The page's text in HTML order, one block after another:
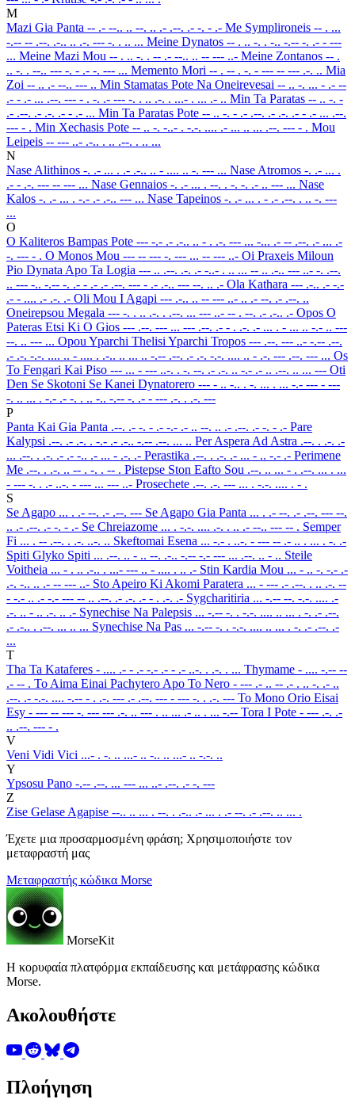
M
Mazi Gia Panta -- .- --.. .. --. .. .- .--. .- -. - .- Me Symplironeis -- . ...
-.-- -- .--. .-.. .. .-. --- -. . .. ... Meine Dynatos -- . .. -. . -.. -.-- -. .- - ---
... Meine Mazi Mou -- . .. -. . -- .- --.. .. -- --- ..- Meine Zontanos -- .
.. -. . --.. --- -. - .- -. --- ... Memento Mori -- . -- . -. - --- -- --- .-. .. Mia
Zoi -- .. .- --.. --- .. Min Stamatas Pote Na Oneirevesai -- .. -. ... - .- --
.- - .- ... .--. --- - . -. .- --- -. . .. .-. . ...- . ... .- .. Min Ta Paratas -- .. -. -
.- .--. .- .-. .- - .- ... Min Ta Paratas Pote -- .. -. - .- .--. .- .-. .- - .- ... .--.
--- - . Min Xechasis Pote -- .. -. -..- . -.-. .... .- ... .. ... .--. --- - . Mou
Leipeis -- --- ..- .-.. . .. .--. . .. ...
N
Nase Alithinos -. .- ... . .- .-.. .. - .... .. -. --- ... Nase Atromos -. .- ... .
.- - .-. --- -- --- ... Nase Gennaios -. .- ... . --. . -. -. .- .. --- ... Nase
Kalos -. .- ... . -.- .- .-.. --- ... Nase Tapeinos -. .- ... . - .- .--. . .. -. ---
...
O
O Kaliteros Bampas Pote --- -.- .- .-.. .. - . .-. --- ... -... .- -- .--. .- ... .-
-. --- - . O Monos Mou --- -- --- -. --- ... -- --- ..- Oi Praxeis Miloun
Pio Dynata Apo Ta Logia --- .. .--. .-. .- -..- . .. ... -- .. .-.. --- ..- -. .--.
.. --- -.. -.-- -. .- - .- .- .--. --- - .- .-.. --- --. .. .- Ola Kathara --- .-.. .- -.-
.- - .... .- .-. .- Oli Mou I Agapi --- .-.. .. -- --- ..- .. .- --. .- .--. ..
Oneirepsou Megala --- -. . .. .-. . .--. ... --- ..- -- . --. .- .-.. .- Opos O
Pateras Etsi Ki O Gios --- .--. --- ... --- .--. .- - . .-. .- ... . - ... .. -.- .. ---
--. .. --- ... Opou Yparchi Thelisi Yparchi Tropos --- .--. --- ..- -.-- .--.
.- .-. -.-. .... .. - .... . .-.. .. ... .. -.-- .--. .- .-. -.-. .... .. - .-. --- .--. --- ... Os
To Fengari Kai Piso --- ... - --- ..-. . -. --. .- .-. .. -.- .- .. .--. .. ... --- Oti
Den Se Skotoni Se Kanei Dynatorero --- - .. -.. . -. ... . ... -.- --- - ---
-. .. ... . -.- .- -. . .. -.. -.-- -. .- - --- .-. . .-. ---
P
Panta Kai Gia Panta .--. .- -. - .- -.- .- .. --. .. .- .--. .- -. - .- Pare
Kalypsi .--. .- .-. . -.- .- .-.. -.-- .--. ... .. Per Aspera Ad Astra .--. . .-. .-
... .--. . .-. .- .- -.. .- ... - .-. .- Perastika .--. . .-. .- ... - .. -.- .- Perimene
Me .--. . .-. .. -- . -. . -- . Pistepse Ston Eafto Sou .--. .. ... - . .--. ... . ...
- --- -. . .- ..-. - --- ... --- ..- Prosechete .--. .-. --- ... . -.-. .... . - .
S
Se Agapo ... . .- --. .- .--. --- Se Agapo Gia Panta ... . .- --. .- .--. --- --.
.. .- .--. .- -. - .- Se Chreiazome ... . -.-. .... .-. . .. .- --.. --- -- . Semper
Fi ... . -- .--. . .-. ..-. .. Skeftomai Esena ... -.- . ..-. - --- -- .- .. . ... . -. .-
Spiti Glyko Spiti ... .--. .. - .. --. .-.. -.-- -.- --- ... .--. .. - .. Steile
Voitheia ... - . .. .-.. . ...- --- .. - .... . .. .- Stin Kardia Mou ... - .. -. -.- .-
.-. -.. .. .- -- --- ..- Sto Apeiro Ki Akomi Paratera ... - --- .- .--. . .. .-. --
- -.- .. .- -.- --- -- .. .--. .- .-. .- - . .-. .- Sygcharitiria ... -.-- --. -.-. .... .-
.-. .. - .. .-. .. .- Synechise Na Palepsis ... -.-- -. . -.-. .... .. ... . -. .- .--.
.- .-.. . .--. ... .. ... Synechise Na Pas ... -.-- -. . -.-. .... .. ... . -. .- .--. .-
...
T
Tha Ta Kataferes - .... .- - .- -.- .- - .- ..-. . .-. . ... Thymame - .... -.-- --
.- -- . To Aima Einai Pachytero Apo To Nero - --- .- .. -- .- . .. -. .- ..
.--. .- -.-. .... -.-- - . .-. --- .- .--. --- - --- -. . .-. --- To Mono Orio Eisai
Esy - --- -- --- -. --- --- .-. .. --- . .. ... .- .. . ... -.-- Tora I Pote - --- .-. .-
.. .--. --- - .
V
Veni Vidi Vici ...- . -. .. ...- .. -.. .. ...- .. -.-. ..
Y
Ypsosu Pano -.-- .--. ... --- ... ..- .--. .- -. ---
Z
Zise Gelase Agapise --.. .. ... . --. . .-.. .- ... . .- --. .- .--. .. ... .
Έχετε μια προσαρμοσμένη φράση; Χρησιμοποιήστε τον
μεταφραστή μας
Μεταφραστής κώδικα Morse
MorseKit
Η κορυφαία πλατφόρμα εκπαίδευσης και μετάφρασης κώδικα
Morse.
Ακολουθήστε
Πλοήγηση